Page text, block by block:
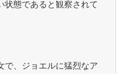
状態であると観察されて
で、ジョエルに猛烈なア